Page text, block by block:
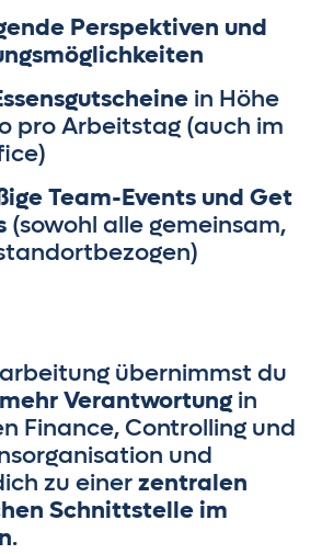
Perspektiven und
in Höhe
pro Arbeitstag (auch im
Team-Events und Get
(sowohl alle gemeinsam,
übernimmst du
Verantwortungin
Finance, Controlling und
und
zu einerzentralen
Schnittstelle im
.